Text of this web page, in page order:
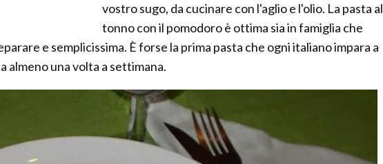
vostro sugo, da cucinare con l'aglio e l'olio. La pasta al
tonno con il pomodoro è ottima sia in famiglia che
e semplicissima. È forse la prima pasta che ogni italiano impara a
almeno una volta a settimana.